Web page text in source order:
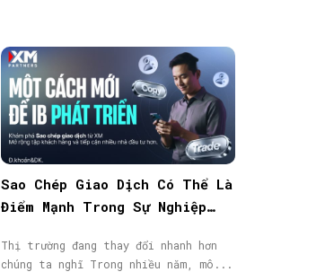
Sao Chép Giao Dịch Có Thể Là
Điểm Mạnh Trong Sự Nghiệp
Thị trường đang thay đổi nhanh hơn
chúng ta nghĩ Trong nhiều năm, mô...